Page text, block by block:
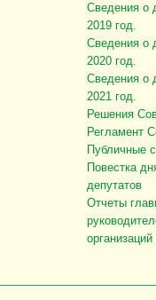
Сведения о
2019 год.
Сведения о
2020 год.
Сведения о
2021 год.
Решения
Регламент
Публичные
Повестка
депутатов
Отчеты
организаций